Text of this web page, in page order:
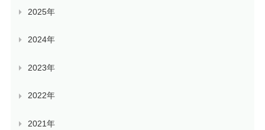
2025年
2024年
2023年
2022年
2021年